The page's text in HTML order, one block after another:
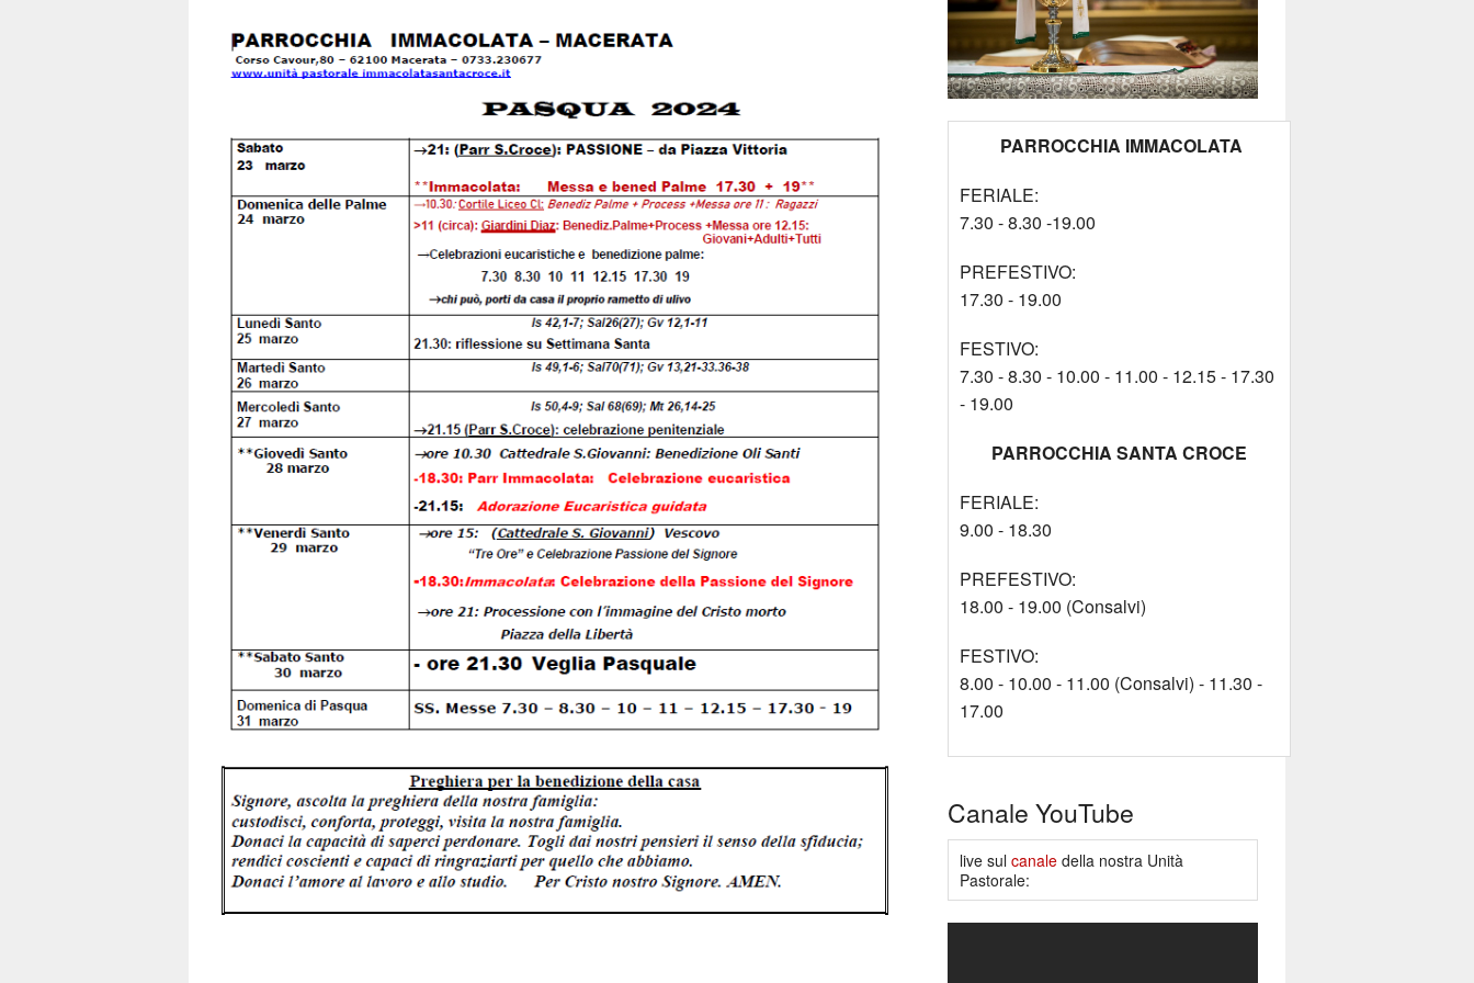
Approfondimenti
PARROCCHIA IMMACOLATA
FERIALE:
7.30 - 8.30 -19.00
PREFESTIVO:
17.30 - 19.00
FESTIVO:
7.30 - 8.30 - 10.00 - 11.00 - 12.15 - 17.30
- 19.00
PARROCCHIA SANTA CROCE
FERIALE:
9.00 - 18.30
PREFESTIVO:
18.00 - 19.00 (Consalvi)
FESTIVO:
8.00 - 10.00 - 11.00 (Consalvi) - 11.30 -
17.00
Canale YouTube
live sul canaledella nostra Unità
Pastorale: